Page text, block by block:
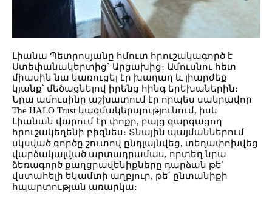
Լիանա Պետրոսյանը հմուտ հրուշակագործ է
Ստեփանակերտից` Արցախից։ Ամուսնու հետ
միասին նա կառուցել էր խաղաղ և լիարժեք
կյանք՝ մեծացնելով իրենց հինգ երեխաներին։
Նրա ամուսինը աշխատում էր որպես սակրավոր
The HALO Trust կազմակերպությունում, իսկ
Լիանան վարում էր փոքր, բայց զարգացող
հրուշակեղենի բիզնես։ Տնային պայմաններում
սկսված գործը շուտով ընդլայնվեց, տեղափոխվեց
վարձակալված արտադրամաս, որտեղ նրա
ձեռագործ քաղցրավենիքները դարձան թե՛
վստահելի եկամտի աղբյուր, թե՛ ընտանիքի
հպարտության առարկա։